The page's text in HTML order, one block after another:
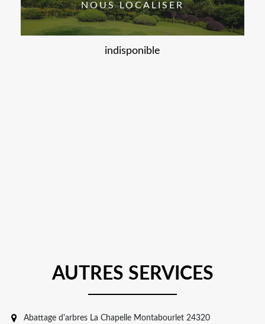
NOUS LOCALISER
indisponible
AUTRES SERVICES
Abattage d'arbres La Chapelle Montabourlet 24320